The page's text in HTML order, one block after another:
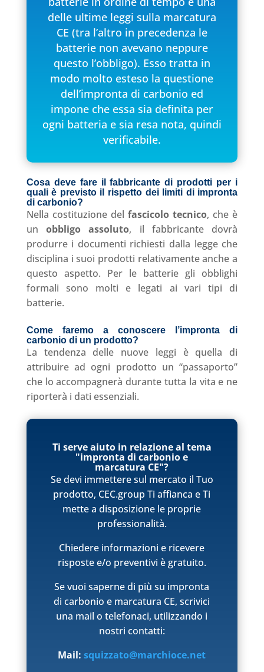
delle ultime leggi sulla marcatura
CE (tra l’altro in precedenza le
batterie non avevano neppure
questo l’obbligo). Esso tratta in
modo molto esteso la questione
dell’impronta di carbonio ed
impone che essa sia definita per
ogni batteria e sia resa nota, quindi
verificabile.
Cosa deve fare il fabbricante di prodotti per i
quali è previsto il rispetto dei limiti di impronta
di carbonio?
Nella costituzione del fascicolo tecnico, che è
unobbligo assoluto, il fabbricante dovrà
produrre i documenti richiesti dalla legge che
disciplina i suoi prodotti relativamente anche a
questo aspetto. Per le batterie gli obblighi
formali sono molti e legati ai vari tipi di
batterie.
Come faremo a conoscere l’impronta di
carbonio di un prodotto?
La tendenza delle nuove leggi è quella di
attribuire ad ogni prodotto un “passaporto”
che lo accompagnerà durante tutta la vita e ne
riporterà i dati essenziali.
Ti serve aiuto in relazione al tema
"impronta di carbonio e
marcatura CE"?
Se devi immettere sul mercato il Tuo
prodotto, CEC.group Ti affianca e Ti
mette a disposizione le proprie
professionalità.
Chiedere informazioni e ricevere
risposte e/o preventivi è gratuito.
Se vuoi saperne di più su impronta
di carbonio e marcatura CE, scrivici
una mail o telefonaci, utilizzando i
nostri contatti:
Mail:squizzato@marchioce.net